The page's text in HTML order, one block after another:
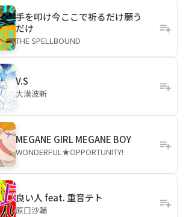
手を叩け今ここで祈るだけ願う
だけ
THE SPELLBOUND
V.S
大漠波新
MEGANE GIRL MEGANE BOY
WONDERFUL★OPPORTUNITY!
良い人 feat. 重音テト
原口沙輔